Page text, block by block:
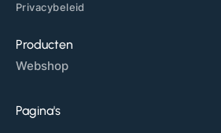
Privacybeleid
Producten
Webshop
Pagina's